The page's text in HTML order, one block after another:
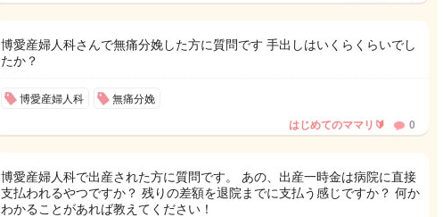
博愛産婦人科さんで無痛分娩した方に質問です 手出しはいくらくらいでし
たか？
博愛産婦人科 無痛分娩
はじめてのママリ🔰 0
博愛産婦人科で出産された方に質問です。 あの、出産一時金は病院に直接
支払われるやつですか？ 残りの差額を退院までに支払う感じですか？ 何か
わかることがあれば教えてください！